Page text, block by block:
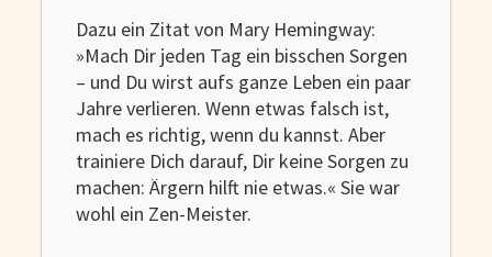
Dazu ein Zitat von Mary Hemingway:
»Mach Dir jeden Tag ein bisschen Sorgen
– und Du wirst aufs ganze Leben ein paar
Jahre verlieren. Wenn etwas falsch ist,
mach es richtig, wenn du kannst. Aber
trainiere Dich darauf, Dir keine Sorgen zu
machen: Ärgern hilft nie etwas.« Sie war
wohl ein Zen-Meister.